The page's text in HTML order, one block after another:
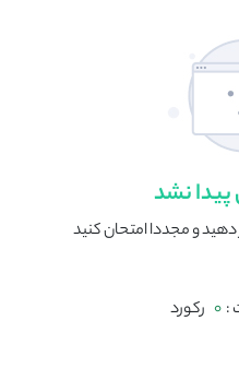
نشد
و مجددا امتحان کنید
:
0 رکورد